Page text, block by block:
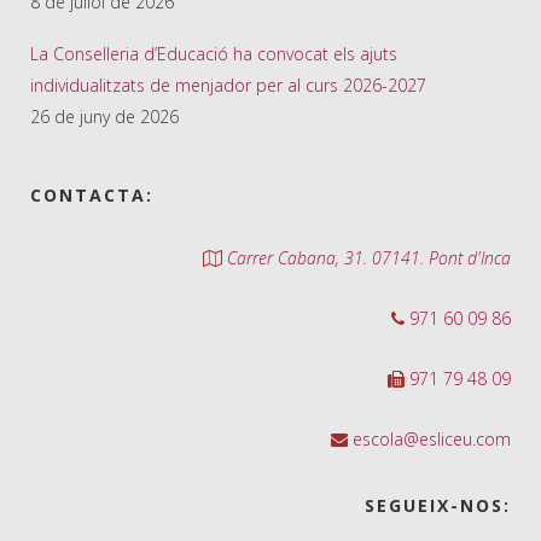
La Conselleria d’Educació ha convocat els ajuts
individualitzats de menjador per al curs 2026-2027
26 de juny de 2026
CONTACTA:
Carrer Cabana, 31. 07141. Pont d'Inca
971 60 09 86
971 79 48 09
escola@esliceu.com
SEGUEIX-NOS: